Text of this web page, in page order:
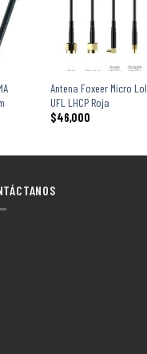
+
Antena Foxeer Micro
UFL LHCP Roja
$46,000